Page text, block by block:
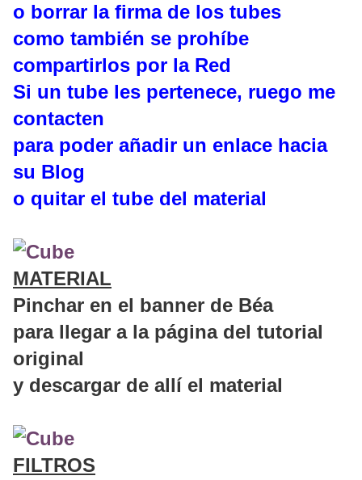
o borrar la firma de los tubes
como también se prohíbe
compartirlos por la Red
Si un tube les pertenece, ruego me
contacten
para poder añadir un enlace hacia
su Blog
o quitar el tube del material
MATERIAL
Pinchar en el banner de Béa
para llegar a la página del tutorial
original
y descargar de allí el material
FILTROS